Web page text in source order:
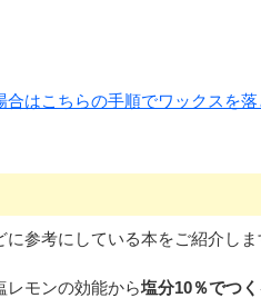
はこちらの手順でワックスを
参考にしている本をご紹介しま
レモンの効能から塩分10％でつ